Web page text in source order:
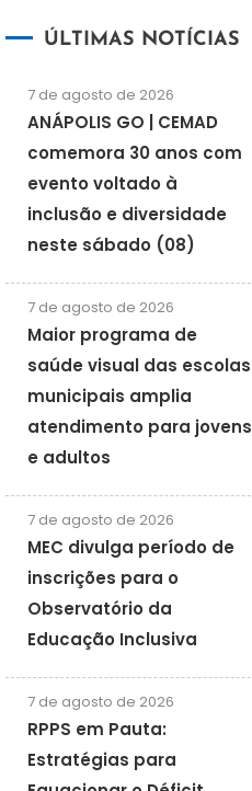
ÚLTIMAS NOTÍCIAS
7 de agosto de 2026
ANÁPOLIS GO | CEMAD
comemora 30 anos com
evento voltado à
inclusão e diversidade
neste sábado (08)
7 de agosto de 2026
Maior programa de
saúde visual das escolas
municipais amplia
atendimento para jovens
e adultos
7 de agosto de 2026
MEC divulga período de
inscrições para o
Observatório da
Educação Inclusiva
7 de agosto de 2026
RPPS em Pauta:
Estratégias para